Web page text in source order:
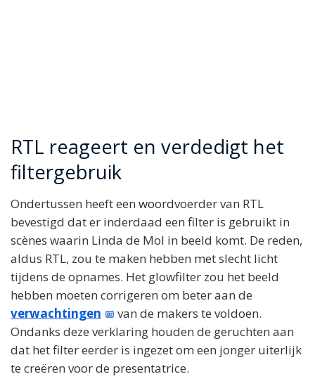
RTL reageert en verdedigt het
filtergebruik
Ondertussen heeft een woordvoerder van RTL
bevestigd dat er inderdaad een filter is gebruikt in
scènes waarin Linda de Mol in beeld komt. De reden,
aldus RTL, zou te maken hebben met slecht licht
tijdens de opnames. Het glowfilter zou het beeld
hebben moeten corrigeren om beter aan de
verwachtingen
van de makers te voldoen.
Ondanks deze verklaring houden de geruchten aan
dat het filter eerder is ingezet om een jonger uiterlijk
te creëren voor de presentatrice.